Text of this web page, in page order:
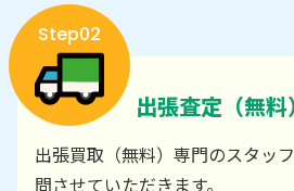
Step02
出張査定（無料）
出張買取（無料）専門のスタッ
問させていただきます。